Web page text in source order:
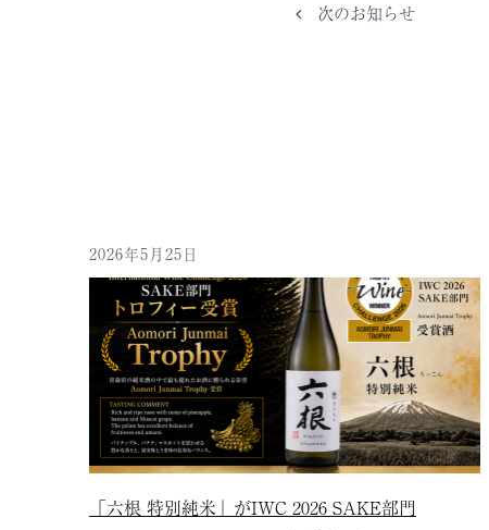
次のお知らせ
2026年5月25日
「六根 特別純米」がIWC 2026 SAKE部門